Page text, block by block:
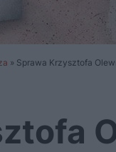
» Sprawa Krzysztofa